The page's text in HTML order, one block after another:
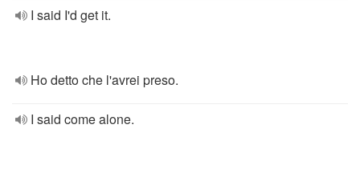
I said I'd get it.
Ho detto che l'avrei preso.
I said come alone.